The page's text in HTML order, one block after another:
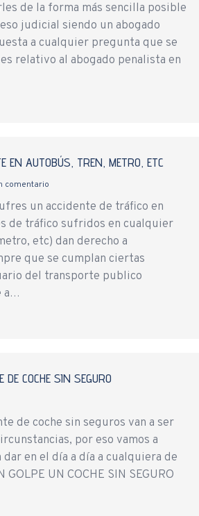
de la forma más sencilla posible
judicial siendo un abogado
a cualquier pregunta que se
relativo al abogado penalista en
EN AUTOBÚS, TREN, METRO, ETC
comentario
un accidente de tráfico en
de tráfico sufridos en cualquier
etc) dan derecho a
que se cumplan ciertas
del transporte publico
a…
COCHE SIN SEGURO
de coche sin seguros van a ser
por eso vamos a
en el día a día a cualquiera de
UN COCHE SIN SEGURO